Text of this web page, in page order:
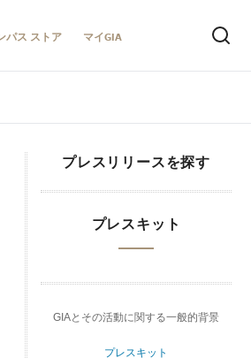
パス ストア マイGIA
プレスリリースを探す
プレスキット
GIAとその活動に関する一般的背景
プレスキット